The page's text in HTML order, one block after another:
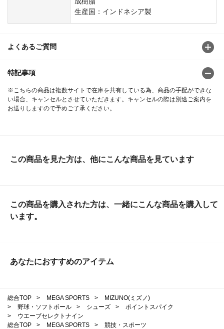
生産国：インドネシア製
よくあるご質問
特記事項
※こちらの商品は複数サイトで在庫を共有している為、商品の手配ができな
い場合、キャンセルとさせていただきます。キャンセルの際は別途ご案内を
お送りしますので予めご了承ください。
この商品を見た方は、他にこんな商品を見ています
この商品を購入された方は、一緒にこんな商品を購入して
います。
あなたにおすすめのアイテム
総合TOP > MEGA SPORTS >
MIZUNO(ミズノ)
>
野球・ソフトボール > シューズ >
ポイントスパイク
>
ウエーブセレクトナイン
総合TOP
> MEGA SPORTS >
競技・スポーツ